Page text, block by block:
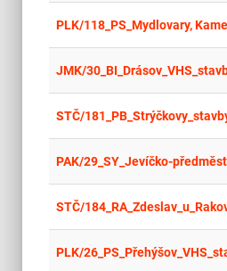
JMK/
STČ/
STČ/
PLK/